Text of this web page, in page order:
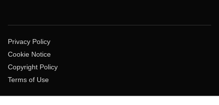
Privacy Policy
Cookie Notice
Copyright Policy
Terms of Use